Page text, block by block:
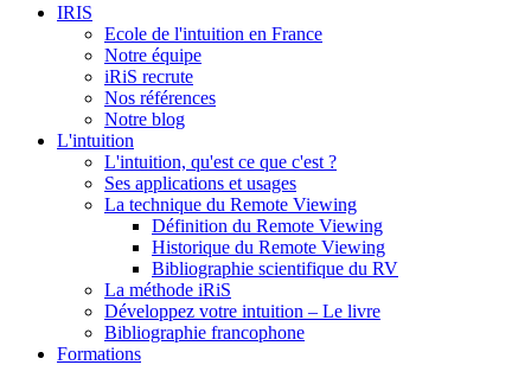
IRIS
Ecole de l'intuition en France
Notre équipe
iRiS recrute
Nos références
Notre blog
L'intuition
L'intuition, qu'est ce que c'est ?
Ses applications et usages
La technique du Remote Viewing
Définition du Remote Viewing
Historique du Remote Viewing
Bibliographie scientifique du RV
La méthode iRiS
Développez votre intuition – Le livre
Bibliographie francophone
Formations